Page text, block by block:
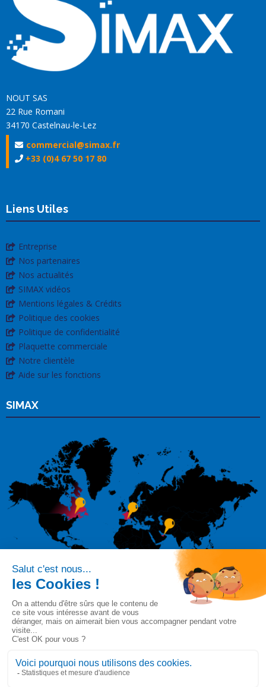
NOUT SAS
22 Rue Romani
34170 Castelnau-le-Lez
commercial@simax.fr
+33 (0)4 67 50 17 80
Liens Utiles
Entreprise
Nos partenaires
Nos actualités
SIMAX vidéos
Mentions légales & Crédits
Politique des cookies
Politique de confidentialité
Plaquette commerciale
Notre clientèle
Aide sur les fonctions
SIMAX
Suivez-nous sur